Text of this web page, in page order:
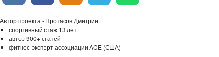
Автор проекта - Протасов Дмитрий:
спортивный стаж 13 лет
автор 900+ статей
фитнес-эксперт ассоциации ACE (США)